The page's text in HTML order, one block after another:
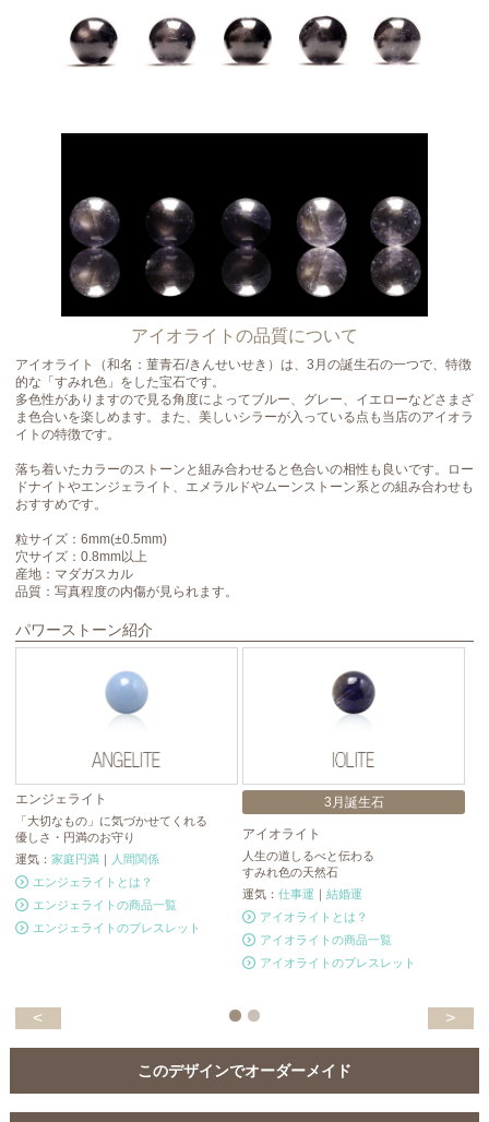
アイオライトの品質について
アイオライト（和名：菫青石/きんせいせき）は、3月の誕生石の一つで、特徴
的な「すみれ色」をした宝石です。
多色性がありますので見る角度によってブルー、グレー、イエローなどさまざ
ま色合いを楽しめます。また、美しいシラーが入っている点も当店のアイオラ
イトの特徴です。
落ち着いたカラーのストーンと組み合わせると色合いの相性も良いです。ロー
ドナイトやエンジェライト、エメラルドやムーンストーン系との組み合わせも
おすすめです。
粒サイズ：6mm(±0.5mm)
穴サイズ：0.8mm以上
産地：マダガスカル
品質：写真程度の内傷が見られます。
パワーストーン紹介
エンジェライト
「大切なもの」に気づかせてくれる
優しさ・円満のお守り
運気： 家庭円満｜
人間関係
エンジェライトとは？
エンジェライトの商品一覧
エンジェライトのブレスレット
3月誕生石
アイオライト
人生の道しるべと伝わる
すみれ色の天然石
運気：仕事運 ｜結婚運
アイオライトとは？
アイオライトの商品一覧
アイオライトのブレスレット
< >
このデザインでオーダーメイド